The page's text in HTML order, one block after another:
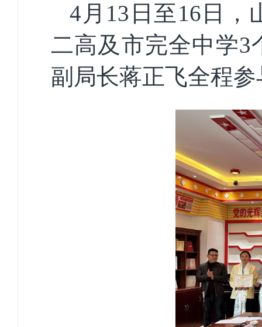
4月13日至16日，
二高及 市完全中学3
副局长蒋正飞全程